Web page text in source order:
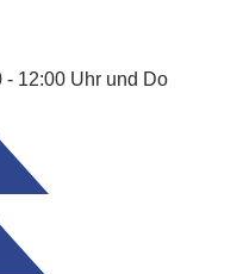
- 12:00 Uhr und Do